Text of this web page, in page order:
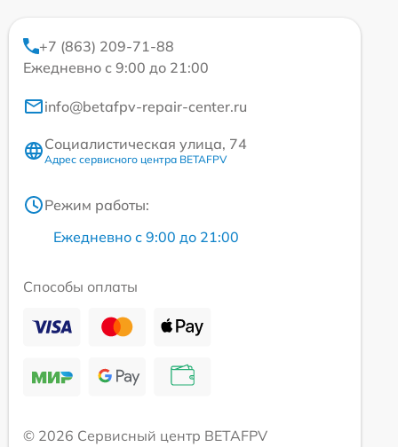
+7 (863) 209-71-88
Ежедневно с 9:00 до 21:00
info@betafpv-repair-center.ru
Социалистическая улица, 74
Адрес сервисного центра BETAFPV
Режим работы:
Ежедневно с 9:00 до 21:00
Способы оплаты
© 2026 Сервисный центр BETAFPV